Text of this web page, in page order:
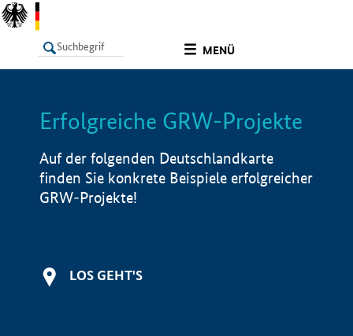
MENÜ
LISTE Info
Erfolgreiche GRW-Projekte
Auf der folgenden Deutschlandkarte
finden Sie konkrete Beispiele erfolgreicher
GRW-Projekte!
LOS GEHT'S